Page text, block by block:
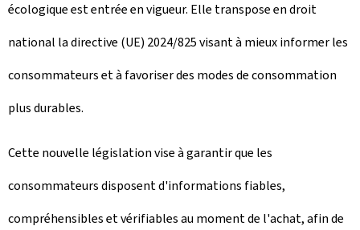
l
e
écologique est entrée en vigueur. Elle transpose en droit
national la directive (UE) 2024/825 visant à mieux informer les
consommateurs et à favoriser des modes de consommation
plus durables.
Cette nouvelle législation vise à garantir que les
consommateurs disposent d'informations fiables,
compréhensibles et vérifiables au moment de l'achat, afin de